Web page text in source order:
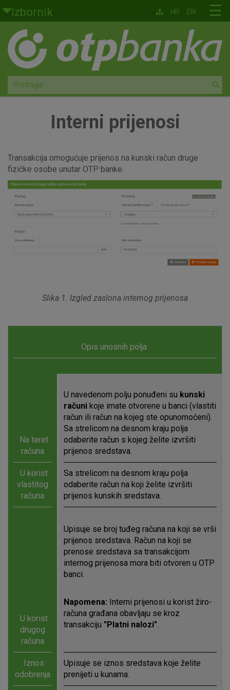
Skoči na glavni sadržaj
Izbornik
Građani
Privatno bankarstvo
Agro
Globalna tržišta
Faktoring
O nama
☰
HR EN
Interni prijenosi
Transakcija omogućuje prijenos na kunski račun druge
fizičke osobe unutar OTP banke.
Slika 1. Izgled zaslona internog prijenosa
Opis unosnih polja
Na teret
računa
U navedenom polju ponuđeni su kunski
računi koje imate otvorene u banci (vlastiti
račun ili račun na kojeg ste opunomoćeni).
Sa strelicom na desnom kraju polja
odaberite račun s kojeg želite izvršiti
prijenos sredstava.
U korist
vlastitog
računa
Sa strelicom na desnom kraju polja
odaberite račun na koji želite izvršiti
prijenos kunskih sredstava.
U korist
drugog
računa
Upisuje se broj tuđeg računa na koji se vrši
prijenos sredstava. Račun na koji se
prenose sredstava sa transakcijom
internog prijenosa mora biti otvoren u OTP
banci.
Napomena: Interni prijenosi u korist žiro-
računa građana obavljaju se kroz
transakciju "Platni nalozi".
Iznos
odobrenja
Upisuje se iznos sredstava koje želite
prenijeti u kunama.